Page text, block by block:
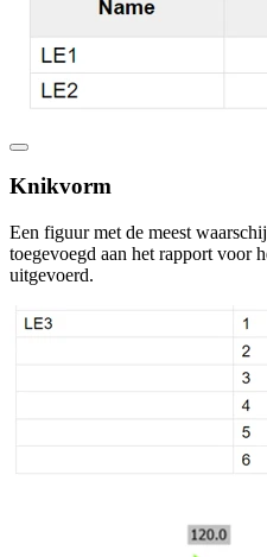
Knikvorm
Een figuur met de meest
toegevoegd aan het rapport voor
uitgevoerd.